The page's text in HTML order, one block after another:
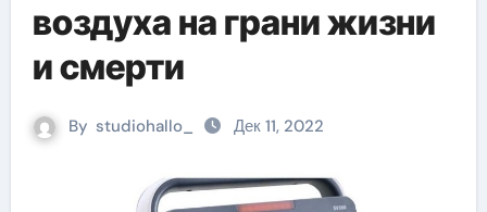
воздуха на грани жизни
и смерти
By studiohallo_ Дек 11, 2022